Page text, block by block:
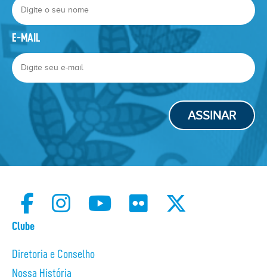
E-MAIL
ASSINAR
Clube
Diretoria e Conselho
Nossa História